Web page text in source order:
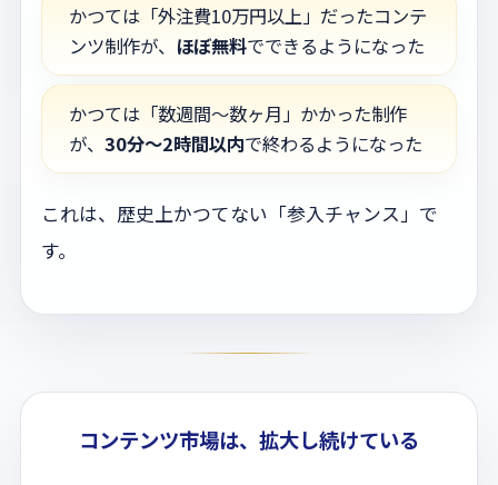
かつては「外注費10万円以上」だったコンテ
ンツ制作が、 ほぼ無料でできるようになった
かつては「数週間〜数ヶ月」かかった制作
が、 30分〜2時間以内で終わるようになった
これは、歴史上かつてない「参入チャンス」で
す。
コンテンツ市場は、拡大し続けている